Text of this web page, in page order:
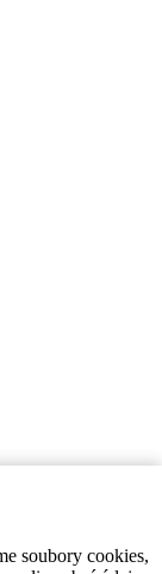
soubory cookies,